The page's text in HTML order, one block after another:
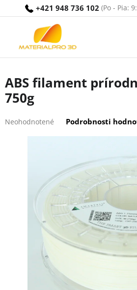
+421 948 736 102
ABS filament
750g
hodnotenie
produktu
Neohodnotené Podrobnosti